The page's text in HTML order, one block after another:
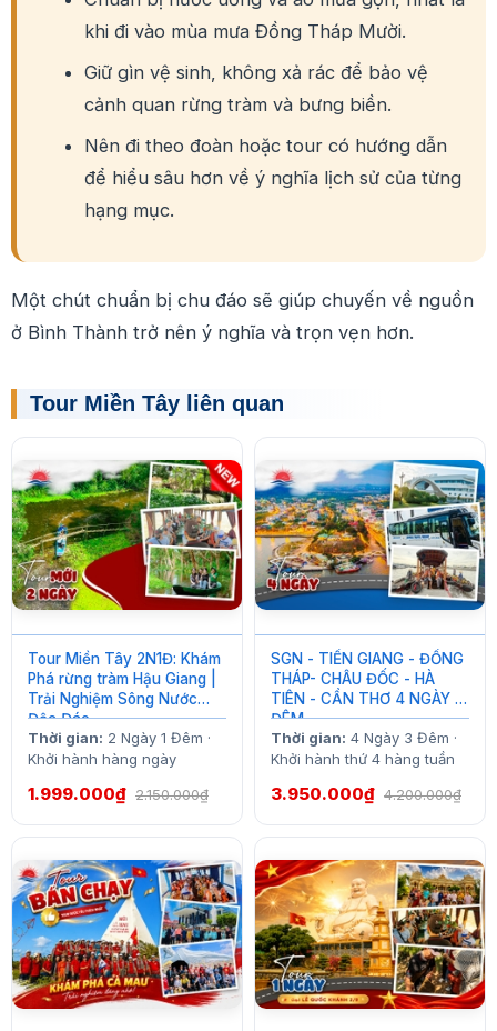
khi đi vào mùa mưa Đồng Tháp Mười.
Giữ gìn vệ sinh, không xả rác để bảo vệ
cảnh quan rừng tràm và bưng biền.
Nên đi theo đoàn hoặc tour có hướng dẫn
để hiểu sâu hơn về ý nghĩa lịch sử của từng
hạng mục.
Một chút chuẩn bị chu đáo sẽ giúp chuyến về nguồn
ở Bình Thành trở nên ý nghĩa và trọn vẹn hơn.
Tour Miền Tây liên quan
Tour Miền Tây 2N1Đ: Khám
Phá rừng tràm Hậu Giang |
Trải Nghiệm Sông Nước
Độc Đáo
Thời gian: 2 Ngày 1 Đêm ·
Khởi hành hàng ngày
1.999.000₫ 2.150.000₫
SGN - TIỀN GIANG - ĐỒNG
THÁP- CHÂU ĐỐC - HÀ
TIÊN - CẦN THƠ 4 NGÀY 3
ĐÊM
Thời gian: 4 Ngày 3 Đêm ·
Khởi hành thứ 4 hàng tuần
3.950.000₫ 4.200.000₫